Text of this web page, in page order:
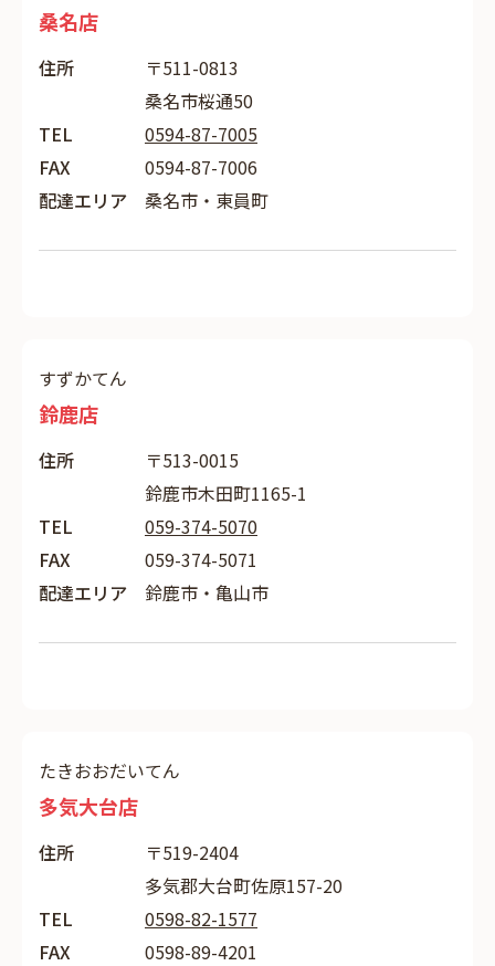
桑名店
住所
〒511-0813
桑名市桜通50
TEL
0594-87-7005
FAX
0594-87-7006
配達エリア
桑名市・東員町
すずかてん
鈴鹿店
住所
〒513-0015
鈴鹿市木田町1165-1
TEL
059-374-5070
FAX
059-374-5071
配達エリア
鈴鹿市・亀山市
たきおおだいてん
多気大台店
住所
〒519-2404
多気郡大台町佐原157-20
TEL
0598-82-1577
FAX
0598-89-4201